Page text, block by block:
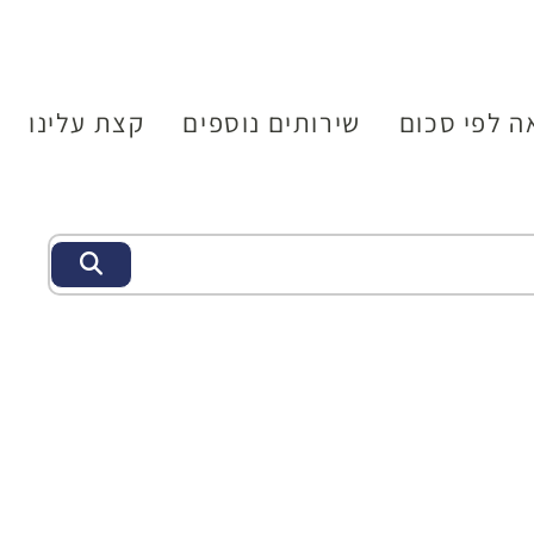
לפי סכום שירותים נוספים קצת עלינו